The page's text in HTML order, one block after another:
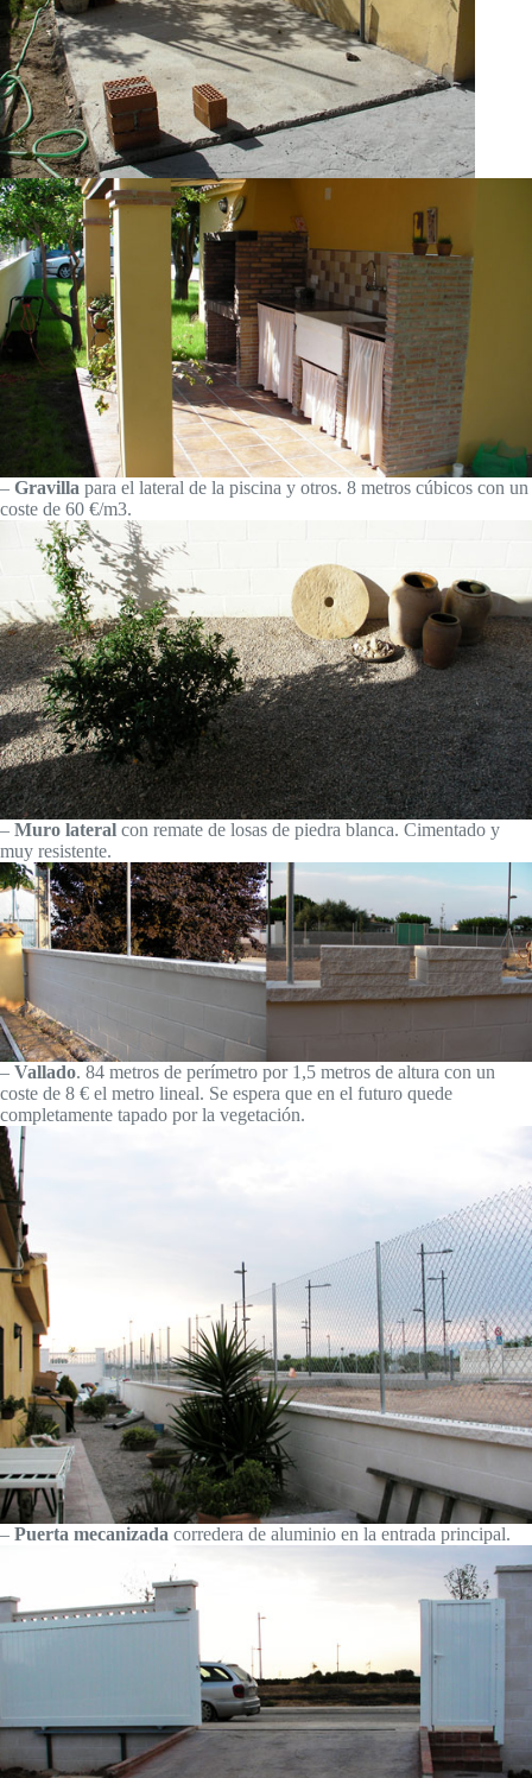
– Gravilla para el lateral de la piscina y otros. 8 metros cúbicos con un
coste de 60 €/m3.
– Muro lateral con remate de losas de piedra blanca. Cimentado y
muy resistente.
– Vallado. 84 metros de perímetro por 1,5 metros de altura con un
coste de 8 € el metro lineal. Se espera que en el futuro quede
completamente tapado por la vegetación.
– Puerta mecanizada corredera de aluminio en la entrada principal.